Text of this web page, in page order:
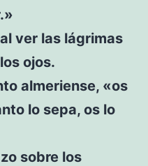
ver las lágrimas
ojos.
almeriense, «os
lo sepa, os lo
sobre los